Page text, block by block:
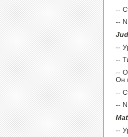
--
--
--
--
--
Он
--
--
--